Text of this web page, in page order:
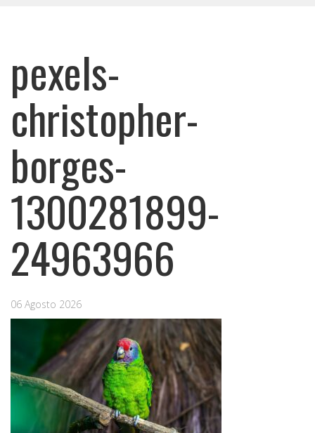
pexels-
christopher-
borges-
1300281899-
24963966
06 Agosto 2026